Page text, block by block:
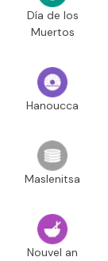
Día de los
Muertos
Hanoucca
Maslenitsa
Nouvel an